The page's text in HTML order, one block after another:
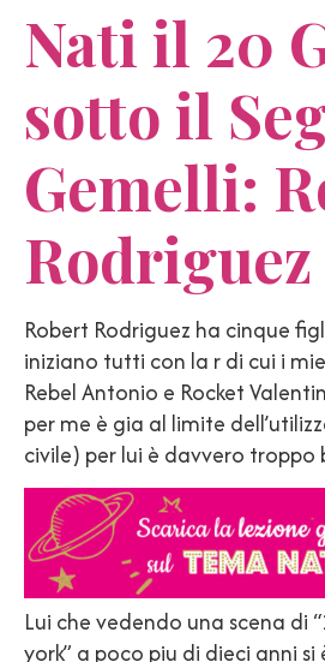
Nati il 20
sotto il
Gemelli:
Rodriguez
Robert Rodriguez ha cinque
iniziano tutti con la r di cui i
Rebel Antonio e Rocket
per me è gia al limite
civile) per lui è davvero troppo
Lui che vedendo una scena di
york” a poco piu di dieci anni